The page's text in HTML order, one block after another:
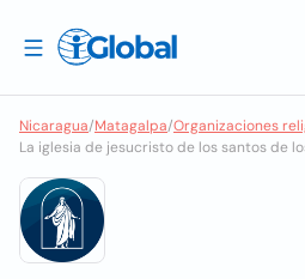
Nicaragua/Matagalpa/Organizaciones
La iglesia de jesucristo de los santos de